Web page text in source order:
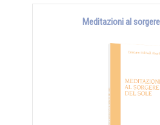
Meditazioni al